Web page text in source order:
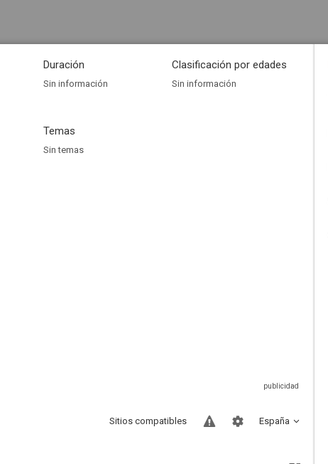
Duración
Sin información
Clasificación por edades
Sin información
Temas
Sin temas
España
Sitios compatibles